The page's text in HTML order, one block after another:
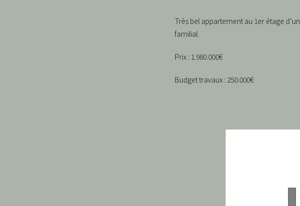
Très bel appartement au 1er étage
familial.
Prix : 1.980.000€
Budget travaux : 250.000€